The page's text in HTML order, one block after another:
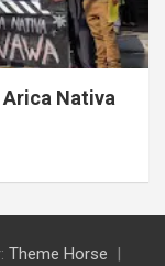
Arica Nativa
Theme Horse